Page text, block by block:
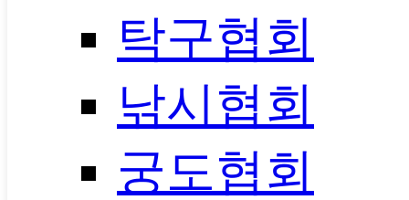
탁구협회
낚시협회
궁도협회